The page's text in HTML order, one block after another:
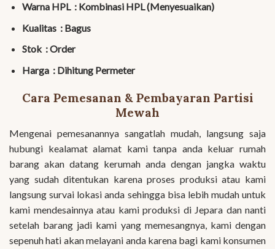
Warna HPL : Kombinasi HPL (Menyesuaikan)
Kualitas : Bagus
Stok : Order
Harga : Dihitung Permeter
Cara Pemesanan & Pembayaran Partisi
Mewah
Mengenai pemesanannya sangatlah mudah, langsung saja
hubungi kealamat alamat kami tanpa anda keluar rumah
barang akan datang kerumah anda dengan jangka waktu
yang sudah ditentukan karena proses produksi atau kami
langsung survai lokasi anda sehingga bisa lebih mudah untuk
kami mendesainnya atau kami produksi di Jepara dan nanti
setelah barang jadi kami yang memesangnya, kami dengan
sepenuh hati akan melayani anda karena bagi kami konsumen